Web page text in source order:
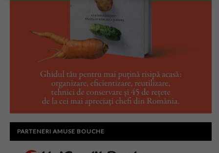
PARTENERI AMUSE BOUCHE